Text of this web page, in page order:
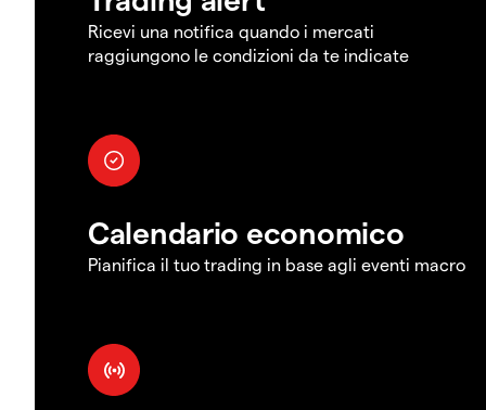
Ricevi una notifica quando i mercati
raggiungono le condizioni da te indicate
Calendario economico
Pianifica il tuo trading in base agli eventi macro